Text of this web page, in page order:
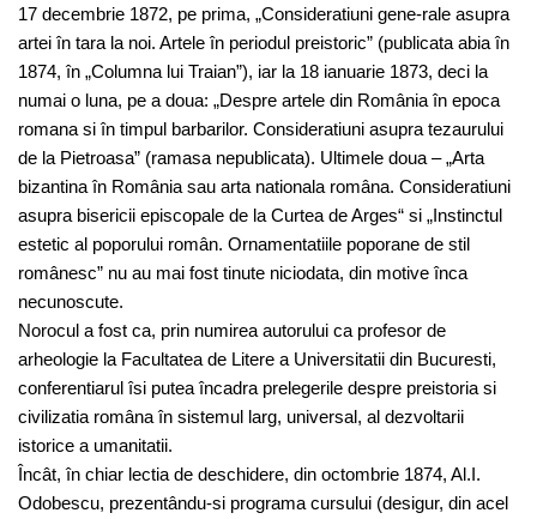
17 decembrie 1872, pe prima, „Consideratiuni gene-rale asupra
artei în tara la noi. Artele în periodul preistoric” (publicata abia în
1874, în „Columna lui Traian”), iar la 18 ianuarie 1873, deci la
numai o luna, pe a doua: „Despre artele din România în epoca
romana si în timpul barbarilor. Consideratiuni asupra tezaurului
de la Pietroasa” (ramasa nepublicata). Ultimele doua – „Arta
bizantina în România sau arta nationala româna. Consideratiuni
asupra bisericii episcopale de la Curtea de Arges“ si „Instinctul
estetic al poporului român. Ornamentatiile poporane de stil
românesc” nu au mai fost tinute niciodata, din motive înca
necunoscute.
Norocul a fost ca, prin numirea autorului ca profesor de
arheologie la Facultatea de Litere a Universitatii din Bucuresti,
conferentiarul îsi putea încadra prelegerile despre preistoria si
civilizatia româna în sistemul larg, universal, al dezvoltarii
istorice a umanitatii.
Încât, în chiar lectia de deschidere, din octombrie 1874, Al.I.
Odobescu, prezentându-si programa cursului (desigur, din acel